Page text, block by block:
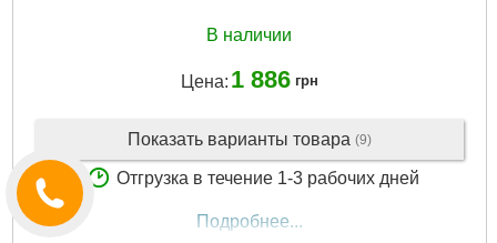
В наличии
Цена: 1 886 грн
Показать варианты товара (9)
Отгрузка в течение 1-3 рабочих дней
Подробнее...